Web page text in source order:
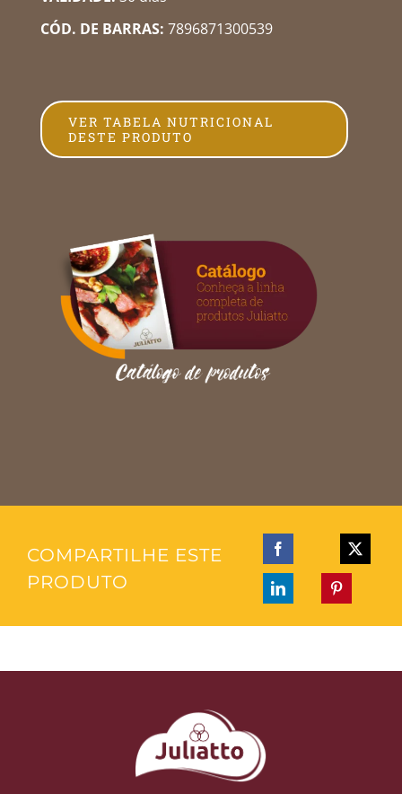
CÓD. DE BARRAS: 7896871300539
VER TABELA NUTRICIONAL
DESTE PRODUTO
COMPARTILHE ESTE
PRODUTO